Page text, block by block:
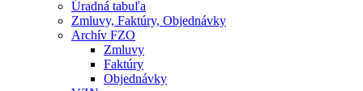
Úradná tabuľa
Zmluvy, Faktúry, Objednávky
Archív FZO
Zmluvy
Faktúry
Objednávky